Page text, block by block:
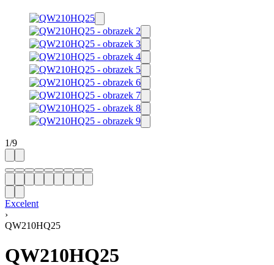
1/9
Excelent
›
QW210HQ25
QW210HQ25